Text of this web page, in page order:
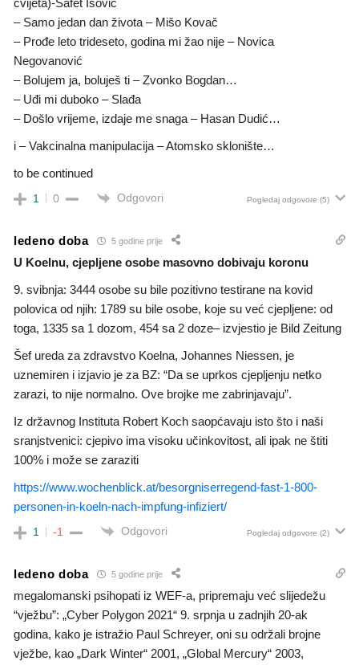
– Samo jedan dan života – Mišo Kovač
– Prođe leto trideseto, godina mi žao nije – Novica
Negovanović
– Bolujem ja, boluješ ti – Zvonko Bogdan…
– Uđi mi duboko – Slađa
– Došlo vrijeme, izdaje me snaga – Hasan Dudić…
i – Vakcinalna manipulacija – Atomsko sklonište…
to be continued
1 0 Odgovori Pogledaj odgovore (5)
ledeno doba 5 godine prije
U Koelnu, cjepljene osobe masovno dobivaju koronu
9. svibnja: 3444 osobe su bile pozitivno testirane na kovid
polovica od njih: 1789 su bile osobe, koje su već cjepljene: od
toga, 1335 sa 1 dozom, 454 sa 2 doze– izvjestio je Bild Zeitung
Šef ureda za zdravstvo Koelna, Johannes Niessen, je
uznemiren i izjavio je za BZ: “Da se uprkos cjepljenju netko
zarazi, to nije normalno. Ove brojke me zabrinjavaju”.
Iz državnog Instituta Robert Koch saopćavaju isto što i naši
sranjstvenici: cjepivo ima visoku učinkovitost, ali ipak ne štiti
100% i može se zaraziti
https://www.wochenblick.at/besorgniserregend-fast-1-800-
personen-in-koeln-nach-impfung-infiziert/
1 -1 Odgovori Pogledaj odgovore (2)
ledeno doba 5 godine prije
megalomanski psihopati iz WEF-a, pripremaju već slijedežu
“vježbu”: „Cyber Polygon 2021“ 9. srpnja u zadnjih 20-ak
godina, kako je istražio Paul Schreyer, oni su održali brojne
vježbe, kao „Dark Winter“ 2001, „Global Mercury“ 2003,